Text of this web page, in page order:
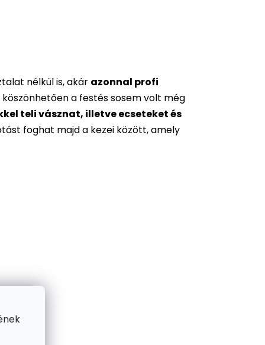
nélkül is, akár azonnal profi
a festés sosem volt még
teli vásznat, illetve ecseteket és
foghat majd a kezei között, amely